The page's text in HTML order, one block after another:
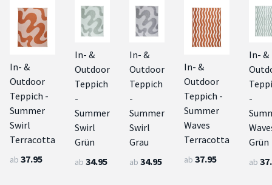
In- &
Outdoor
Teppich -
Summer
Swirl
Terracotta
ab 37.95
In- &
Outdoor
Teppich
-
Summer
Swirl
Grün
ab 34.95
In- &
Outdoor
Teppich
-
Summer
Swirl
Grau
ab 34.95
In- &
Outdoor
Teppich -
Summer
Waves
Terracotta
ab 37.95
In- &
-
Grün
ab